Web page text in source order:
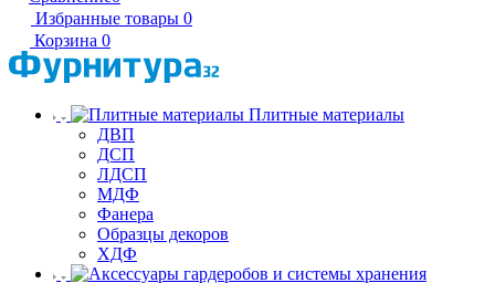
Избранные товары 0
Корзина 0
Плитные материалы
ДВП
ДСП
ЛДСП
МДФ
Фанера
Образцы декоров
ХДФ